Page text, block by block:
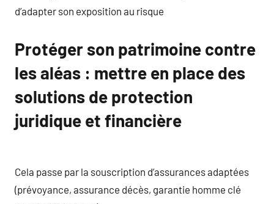
d’adapter son exposition au risque
Protéger son patrimoine contre
les aléas : mettre en place des
solutions de protection
juridique et financière
Cela passe par la souscription d’assurances adaptées
(prévoyance, assurance décès, garantie homme clé